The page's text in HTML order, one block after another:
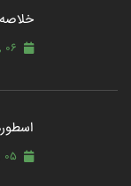
06 , آگوست , 2026
05 , آگوست , 2026